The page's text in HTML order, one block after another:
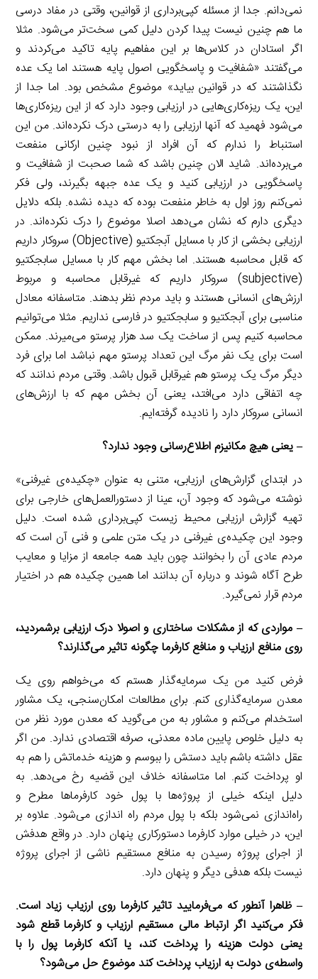
نمی‌دانم. جدا از مسئله کپی‌برداری از قوانین، وقتی در مفاد درسی
ما هم چنین نیست پیدا کردن دلیل کمی سخت‌تر می‌شود. مثلا
اگر استادان در کلاس‌ها بر این مفاهیم پایه تاکید می‌کردند و
می‌گفتند «شفافیت و پاسخگویی اصول پایه هستند اما یک عده
نگذاشتند که در قوانین بیاید» موضوع مشخص بود. اما جدا از
این، یک ریزه‌کاری‌هایی در ارزیابی وجود دارد که از این ریزه‌کاری‌ها
می‌شود فهمید که آنها ارزیابی را به درستی درک نکرده‌اند. من این
استنباط را ندارم که آن افراد از نبود چنین ارکانی منفعت
می‌برده‌اند. شاید الان چنین باشد که شما صحبت از شفافیت و
پاسخگویی در ارزیابی کنید و یک عده جبهه بگیرند، ولی فکر
نمی‌کنم روز اول به خاطر منفعت بوده که دیده نشده. بلکه دلایل
دیگری دارم که نشان می‌دهد اصلا موضوع را درک نکرده‌اند. در
ارزیابی بخشی از کار با مسایل آبجکتیو (Objective) سروکار داریم
که قابل محاسبه هستند. اما بخش مهم کار با مسایل سابجکتیو
(subjective) سروکار داریم که غیرقابل محاسبه و مربوط
ارزش‌های انسانی هستند و باید مردم نظر بدهند. متاسفانه معادل
مناسبی برای آبجکتیو و سابجکتیو در فارسی نداریم. مثلا می‌توانیم
محاسبه کنیم پس از ساخت یک سد هزار پرستو می‌میرند. ممکن
است برای یک نفر مرگ این تعداد پرستو مهم نباشد اما برای فرد
دیگر مرگ یک پرستو هم غیرقابل قبول باشد. وقتی مردم ندانند که
چه اتفاقی دارد می‌افتد، یعنی آن بخش مهم که با ارزش‌های
انسانی سروکار دارد را نادیده گرفته‌ایم.
– یعنی هیچ مکانیزم اطلاع‌رسانی وجود ندارد؟
در ابتدای گزارش‌های ارزیابی، متنی به عنوان «چکیده‌ی غیرفنی»
نوشته می‌شود که وجود آن، عینا از دستورالعمل‌های خارجی برای
تهیه گزارش ارزیابی محیط زیست کپی‌برداری شده است. دلیل
وجود این چکیده‌ی غیرفنی در یک متن علمی و فنی آن است که
مردم عادی آن را بخوانند چون باید همه جامعه از مزایا و معایب
طرح آگاه شوند و درباره آن بدانند اما همین چکیده هم در اختیار
مردم قرار نمی‌گیرد.
– مواردی که از مشکلات ساختاری و اصولا درک ارزیابی برشمردید،
روی منافع ارزیاب و منافع کارفرما چگونه تاثیر می‌گذارند؟
فرض کنید من یک سرمایه‌گذار هستم که می‌خواهم روی یک
معدن سرمایه‌گذاری کنم. برای مطالعات امکان‌سنجی، یک مشاور
استخدام می‌کنم و مشاور به من می‌گوید که معدن مورد نظر من
به دلیل خلوص پایین ماده معدنی، صرفه اقتصادی ندارد. من اگر
عقل داشته باشم باید دستش را ببوسم و هزینه خدماتش را هم به
او پرداخت کنم. اما متاسفانه خلاف این قضیه رخ می‌دهد. به
دلیل اینکه خیلی از پروژه‌ها با پول خود کارفرماها مطرح و
راه‌اندازی نمی‌شود بلکه با پول مردم راه اندازی می‌شود. علاوه بر
این، در خیلی موارد کارفرما دستورکاری پنهان دارد. در واقع هدفش
از اجرای پروژه رسیدن به منافع مستقیم ناشی از اجرای پروژه
نیست بلکه هدفی دیگر و پنهان دارد.
– ظاهرا آنطور که می‌فرمایید تاثیر کارفرما روی ارزیاب زیاد است.
فکر می‌کنید اگر ارتباط مالی مستقیم ارزیاب و کارفرما قطع شود
یعنی دولت هزینه را پرداخت کند، یا آنکه کارفرما پول را با
واسطه‌ی دولت به ارزیاب پرداخت کند موضوع حل می‌شود؟